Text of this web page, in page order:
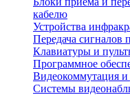
кабелю
Устройства
Передача сигналов
Клавиатуры и
Программное
Видеокоммутация и
Системы